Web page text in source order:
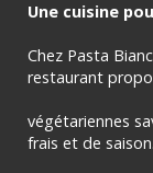
Une cuisine
Chez Pasta
restaurant
végétariennes
frais et de